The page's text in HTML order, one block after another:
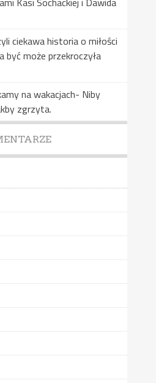
ciekawa historia o miłości
może przekroczyła
na wakacjach- Niby
zgrzyta.